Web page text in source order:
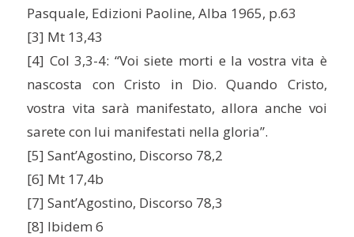
Pasquale, Edizioni Paoline, Alba 1965, p.63
[3] Mt 13,43
[4] Col 3,3-4: “Voi siete morti e la vostra vita è
nascosta con Cristo in Dio. Quando Cristo,
vostra vita sarà manifestato, allora anche voi
sarete con lui manifestati nella gloria”.
[5] Sant’Agostino, Discorso 78,2
[6] Mt 17,4b
[7] Sant’Agostino, Discorso 78,3
[8] Ibidem 6